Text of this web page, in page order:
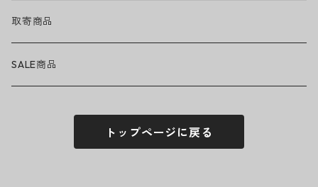
GUNS N' ROSES
LADY GAGA
MICHAEL JACKSON
ヘルメット・プロテクター
アクセサリー・小物
ハット
トップス
Tシャツ・ロングTシャツ
ボトムス
パンツ・ズボン
バッグ・ポーチ
サングラス
取寄商品
SALE商品
トップページに戻る